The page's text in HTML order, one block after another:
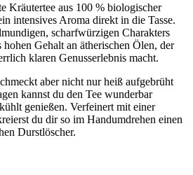
Kräutertee aus 100 % biologischer
intensives Aroma direkt in die Tasse.
scharfwürzigen Charakters
Gehalt an ätherischen Ölen, der
klaren Genusserlebnis macht.
aber nicht nur heiß aufgebrüht
kannst du den Tee wunderbar
genießen. Verfeinert mit einer
du dir so im Handumdrehen einen
Durstlöscher.